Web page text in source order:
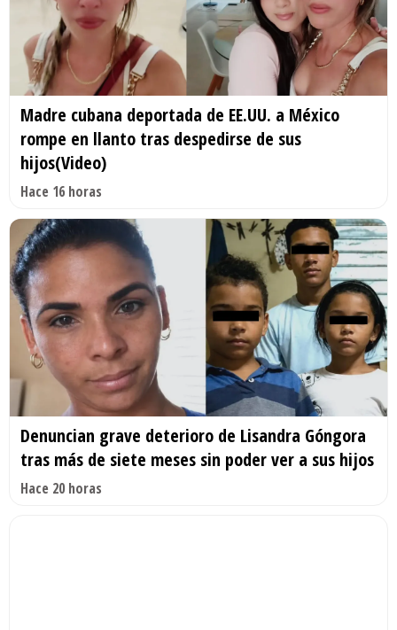
Madre cubana deportada de EE.UU. a México
rompe en llanto tras despedirse de sus
hijos(Video)
Hace 16 horas
Denuncian grave deterioro de Lisandra Góngora
tras más de siete meses sin poder ver a sus hijos
Hace 20 horas